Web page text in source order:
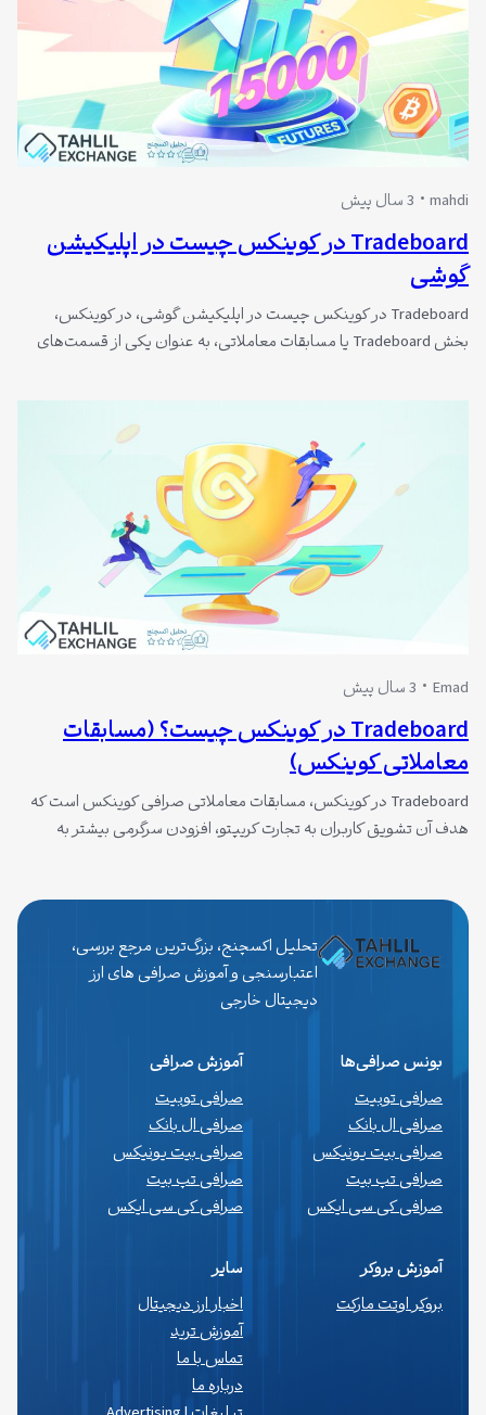
mahdi 3 سال پیش
Tradeboard در کوینکس چیست در اپلیکیشن
گوشی
Tradeboard در کوینکس چیست در اپلیکیشن گوشی، در کوینکس،
بخش Tradeboard یا مسابقات معاملاتی، به عنوان یکی از قسمت‌های
بدون واسطه با ارزهای دیجیتال را به کاربران فراهم می‌آورد. از ژوئن 2022
Emad 3 سال پیش
Tradeboard در کوینکس چیست؟ (مسابقات
معاملاتی کوینکس)
Tradeboard در کوینکس، مسابقات معاملاتی صرافی کوینکس است که
هدف آن تشویق کاربران به تجارت کریپتو، افزودن سرگرمی بیشتر به
تحلیل اکسچنج، بزرگ‌ترین مرجع بررسی،
اعتبارسنجی و آموزش صرافی های ارز
دیجیتال خارجی
بونس صرافی‌ها
صرافی توبیت
صرافی ال بانک
صرافی بیت یونیکس
صرافی تپ بیت
صرافی کی سی ایکس
آموزش صرافی
صرافی توبیت
صرافی ال بانک
صرافی بیت یونیکس
صرافی تپ بیت
صرافی کی سی ایکس
آموزش بروکر
بروکر اوتت مارکت
سایر
اخبار ارز دیجیتال
آموزش ترید
تماس با ما
درباره ما